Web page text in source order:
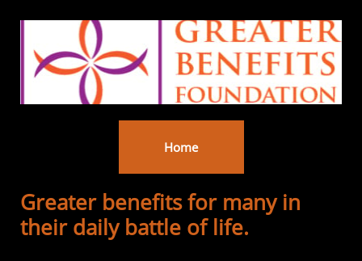
Home
Greater benefits for many in
their daily battle of life.